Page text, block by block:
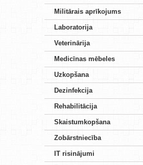
Militārais aprīkojums
Laboratorija
Veterinārija
Medicīnas mēbeles
Uzkopšana
Dezinfekcija
Rehabilitācija
Skaistumkopšana
Zobārstniecība
IT risinājumi